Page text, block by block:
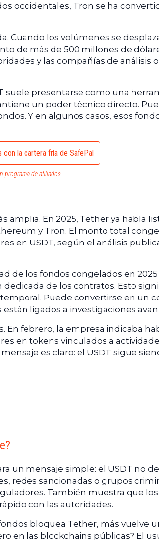
occidentales, Tron se ha
Cuando los volúmenes se
de más de 500 millones de
y las compañías de análisis
suele presentarse como una
un poder técnico directo.
Y en algunos casos, esos
la cartera fría de SafePal
programa de afiliados.
amplia. En 2025, Tether ya había
y Tron. El monto total
en USDT, según el análisis
de los fondos congelados en
de los contratos. Esto
Puede convertirse en un
ligados a investigaciones
En febrero, la empresa indicaba
en tokens vinculados a
es claro: el USDT sigue
un mensaje simple: el USDT no
redes sancionadas o grupos
También muestra que los
con las autoridades.
bloquea Tether, más vuelve
en las blockchains públicas? El